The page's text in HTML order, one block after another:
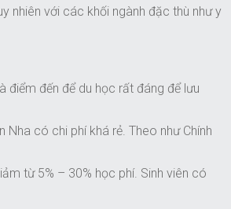
nhiên với các khối ngành đặc thù như y
điểm đến để du học rất đáng để lưu
có chi phí khá rẻ. Theo như Chính
từ 5% – 30% học phí. Sinh viên có